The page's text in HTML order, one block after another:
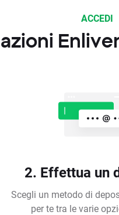
ACCEDI
2. Effettua un
Scegli un metodo di
per te tra le varie